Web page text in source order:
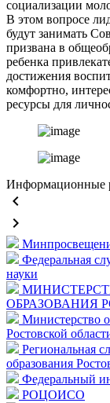
социализации
В этом вопросе
будут занимать
призвана в
ребенка
достижения
комфортно,
ресурсы для
Информационные
keyboard_arrow_left
keyboard_arrow_right
Федеральная
науки
ОБРАЗОВАНИЯ
Министерство
Ростовской
Региональная
образования
Федеральный
РОЦОИСО